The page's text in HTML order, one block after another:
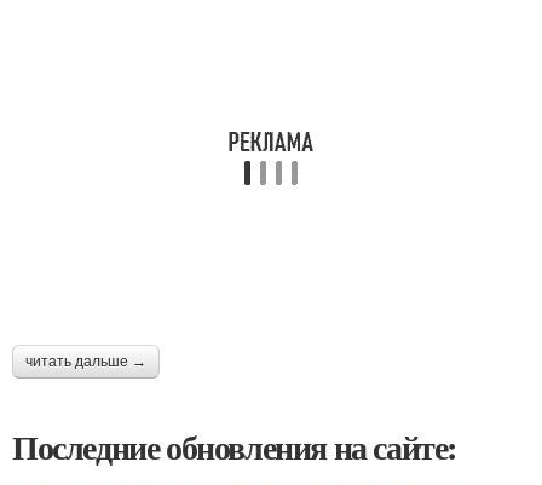
читать дальше →
Последние обновления на сайте: